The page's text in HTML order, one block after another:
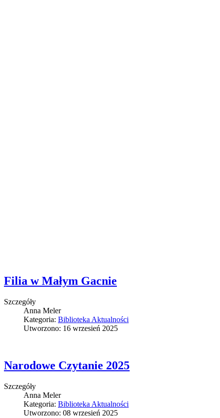
Filia w Małym Gacnie
Szczegóły
Anna Meler
Kategoria: Biblioteka Aktualności
Utworzono: 16 wrzesień 2025
Narodowe Czytanie 2025
Szczegóły
Anna Meler
Kategoria: Biblioteka Aktualności
Utworzono: 08 wrzesień 2025